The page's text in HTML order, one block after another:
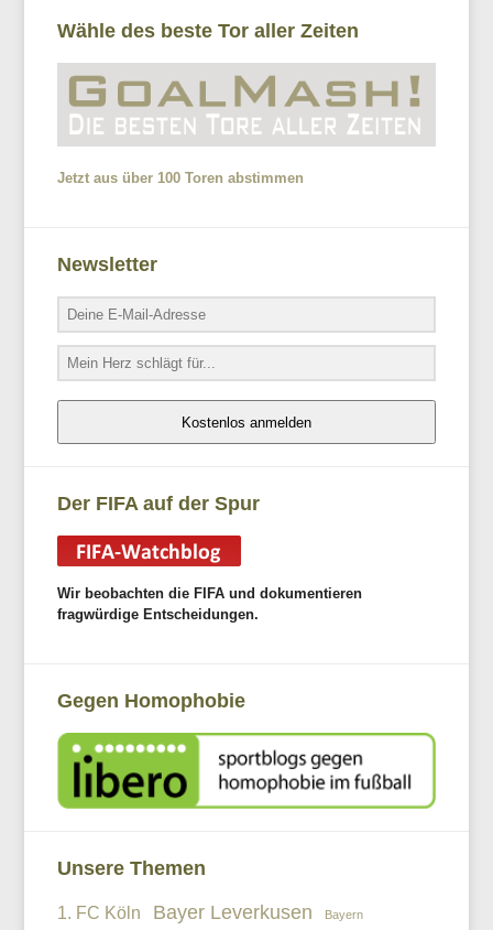
Wähle des beste Tor aller Zeiten
Jetzt aus über 100 Toren abstimmen
Newsletter
Kostenlos anmelden
Der FIFA auf der Spur
Wir beobachten die FIFA und dokumentieren
fragwürdige Entscheidungen.
Gegen Homophobie
Unsere Themen
1. FC Köln Bayer Leverkusen Bayern